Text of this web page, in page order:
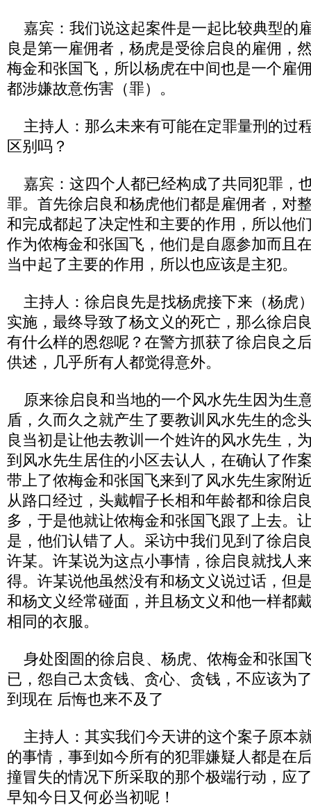
嘉宾：我们说这起案件是一起比较典型的
良是第一雇佣者，杨虎是受徐启良的雇佣，
梅金和张国飞，所以杨虎在中间也是一个雇
都涉嫌故意伤害（罪）。
主持人：那么未来有可能在定罪量刑的过
区别吗？
嘉宾：这四个人都已经构成了共同犯罪，
罪。首先徐启良和杨虎他们都是雇佣者，对
和完成都起了决定性和主要的作用，所以他
作为侬梅金和张国飞，他们是自愿参加而且
当中起了主要的作用，所以也应该是主犯。
主持人：徐启良先是找杨虎接下来（杨虎
实施，最终导致了杨文义的死亡，那么徐启
有什么样的恩怨呢？在警方抓获了徐启良之
供述，几乎所有人都觉得意外。
原来徐启良和当地的一个风水先生因为生
盾，久而久之就产生了要教训风水先生的念
良当初是让他去教训一个姓许的风水先生，
到风水先生居住的小区去认人，在确认了作
带上了侬梅金和张国飞来到了风水先生家附
从路口经过，头戴帽子长相和年龄都和徐启
多，于是他就让侬梅金和张国飞跟了上去。
是，他们认错了人。采访中我们见到了徐启
许某。许某说为这点小事情，徐启良就找人
得。许某说他虽然没有和杨文义说过话，但
和杨文义经常碰面，并且杨文义和他一样都
相同的衣服。
身处囹圄的徐启良、杨虎、侬梅金和张国
已，怨自己太贪钱、贪心、贪钱，不应该为
到现在 后悔也来不及了
主持人：其实我们今天讲的这个案子原本
的事情，事到如今所有的犯罪嫌疑人都是在
撞冒失的情况下所采取的那个极端行动，应
早知今日又何必当初呢！